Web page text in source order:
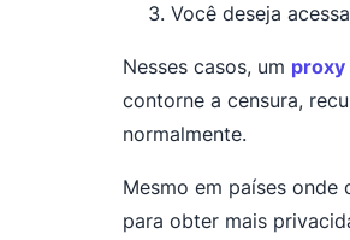
Você deseja
Nesses casos, um proxy
contorne a censura,
normalmente.
Mesmo em países
para obter mais